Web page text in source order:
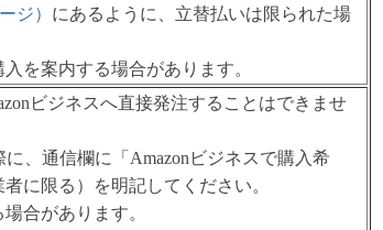
ジ） にあるように、立替払いは限られた場
を案内する場合があります。
ビジネスへ直接発注することはできませ
、通信欄に「Amazonビジネスで購入希
に限る）を明記してください。
合があります。